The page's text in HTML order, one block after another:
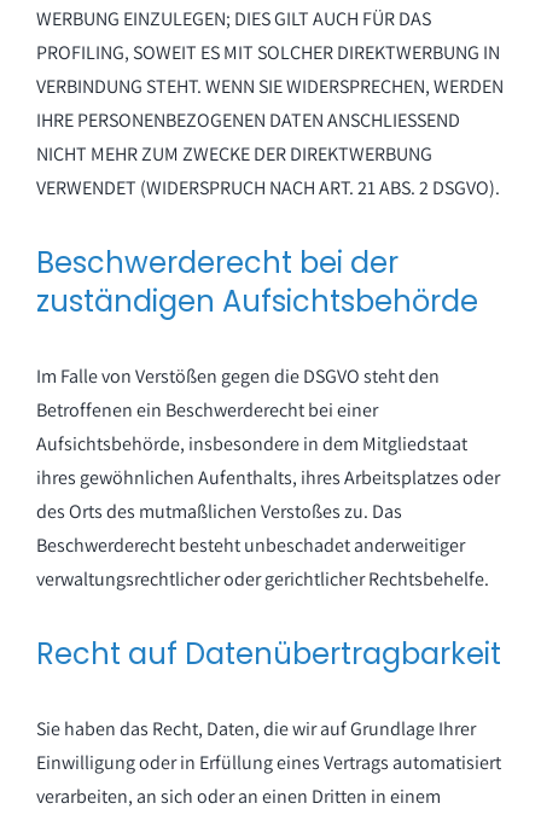
WERBUNG EINZULEGEN; DIES GILT AUCH FÜR DAS
PROFILING, SOWEIT ES MIT SOLCHER DIREKTWERBUNG IN
VERBINDUNG STEHT. WENN SIE WIDERSPRECHEN, WERDEN
IHRE PERSONENBEZOGENEN DATEN ANSCHLIESSEND
NICHT MEHR ZUM ZWECKE DER DIREKTWERBUNG
VERWENDET (WIDERSPRUCH NACH ART. 21 ABS. 2 DSGVO).
Beschwerde­recht bei der
zuständigen Aufsichts­behörde
Im Falle von Verstößen gegen die DSGVO steht den
Betroffenen ein Beschwerderecht bei einer
Aufsichtsbehörde, insbesondere in dem Mitgliedstaat
ihres gewöhnlichen Aufenthalts, ihres Arbeitsplatzes oder
des Orts des mutmaßlichen Verstoßes zu. Das
Beschwerderecht besteht unbeschadet anderweitiger
verwaltungsrechtlicher oder gerichtlicher Rechtsbehelfe.
Recht auf Daten­übertrag­barkeit
Sie haben das Recht, Daten, die wir auf Grundlage Ihrer
Einwilligung oder in Erfüllung eines Vertrags automatisiert
verarbeiten, an sich oder an einen Dritten in einem